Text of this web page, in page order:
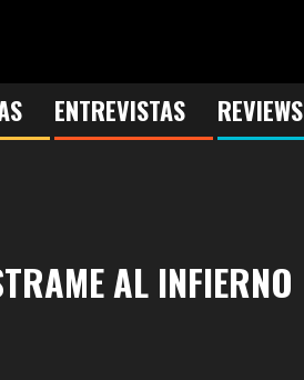
ENTREVISTAS REVIEWS
AL INFIERNO